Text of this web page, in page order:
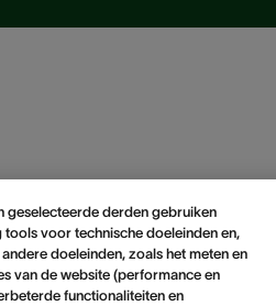
geselecteerde derden gebruiken
voor technische doeleinden en,
doeleinden, zoals het meten en
van de website (performance en
functionaliteiten en